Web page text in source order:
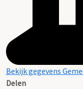
Bekijk gegevens
Delen